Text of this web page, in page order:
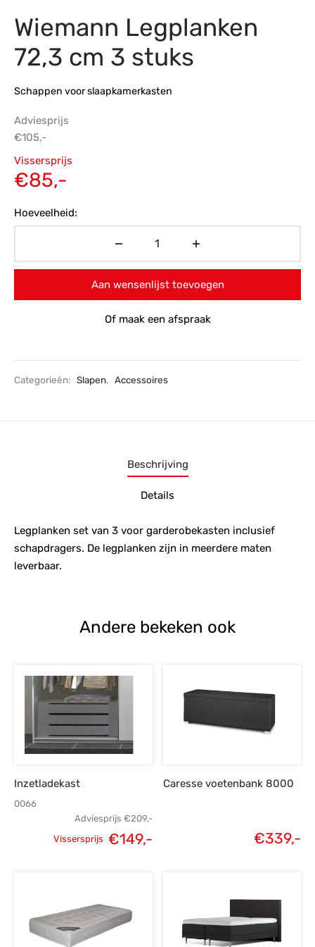
Wiemann Legplanken
72,3 cm 3 stuks
Schappen voor slaapkamerkasten
Adviesprijs
€105,-
Oorspronkelijke
prijs was:
Vissersprijs
€85,-
€85,-.
Hoeveelheid:
Aan wensenlijst toevoegen
Of maak een afspraak
Categorieën: Slapen, Accessoires
Beschrijving
Details
Legplanken set van 3 voor garderobekasten inclusief
schapdragers. De legplanken zijn in meerdere maten
leverbaar.
Andere bekeken ook
Inzetladekast
0066
Adviesprijs €209,-
€209,-.
Vissersprijs €149,-
Caresse voetenbank 8000
€339,-
Toonmodellen
toonmodel
PVC
PVC
en montageservice